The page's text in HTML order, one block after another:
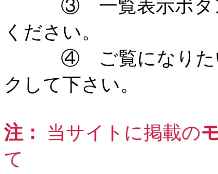
③ 一覧表示ボタン
ください。
④ ご覧になりたい
クして下さい。
注： 当サイトに掲載の
て